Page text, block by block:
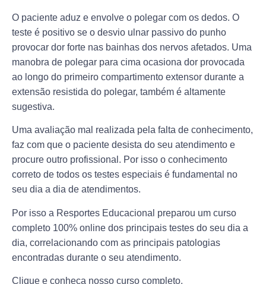
O paciente aduz e envolve o polegar com os dedos. O
teste é positivo se o desvio ulnar passivo do punho
provocar dor forte nas bainhas dos nervos afetados. Uma
manobra de polegar para cima ocasiona dor provocada
ao longo do primeiro compartimento extensor durante a
extensão resistida do polegar, também é altamente
sugestiva.
Uma avaliação mal realizada pela falta de conhecimento,
faz com que o paciente desista do seu atendimento e
procure outro profissional. Por isso o conhecimento
correto de todos os testes especiais é fundamental no
seu dia a dia de atendimentos.
Por isso a Resportes Educacional preparou um curso
completo 100% online dos principais testes do seu dia a
dia, correlacionando com as principais patologias
encontradas durante o seu atendimento.
Clique e conheça nosso curso completo.